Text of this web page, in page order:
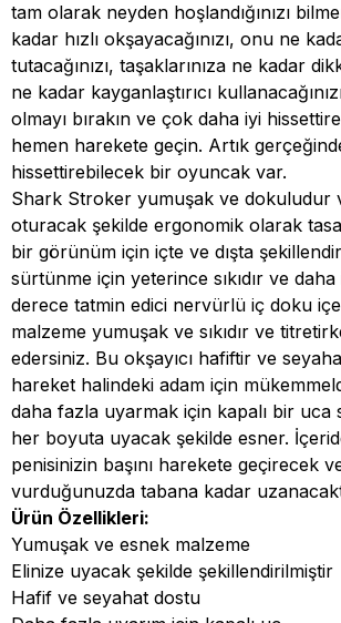
tam olarak neyden hoşlandığınızı
kadar hızlı okşayacağınızı, onu ne
tutacağınızı, taşaklarınıza ne kadar
ne kadar kayganlaştırıcı
olmayı bırakın ve çok daha iyi
hemen harekete geçin. Artık
hissettirebilecek bir oyuncak var.
Shark Stroker yumuşak ve dokuludur
oturacak şekilde ergonomik olarak
bir görünüm için içte ve dışta
sürtünme için yeterince sıkıdır ve
derece tatmin edici nervürlü iç doku
malzeme yumuşak ve sıkıdır ve
edersiniz. Bu okşayıcı hafiftir ve
hareket halindeki adam için
daha fazla uyarmak için kapalı bir uca
her boyuta uyacak şekilde esner.
penisinizin başını harekete geçirecek
vurduğunuzda tabana kadar
Ürün Özellikleri:
Yumuşak ve esnek malzeme
Elinize uyacak şekilde şekillendirilmiştir
Hafif ve seyahat dostu